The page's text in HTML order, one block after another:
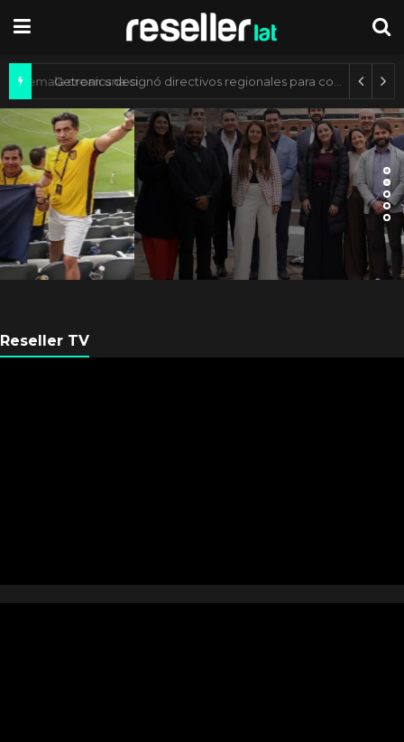
Axis Communications y Guatemala crean una ciudad inteligente
ARGENTINA
Axis Communications
Argentina se fortalece con
nueva sede
Reseller TV